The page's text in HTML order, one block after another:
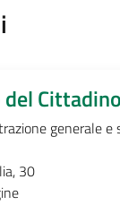
Cittadino
generale e
30